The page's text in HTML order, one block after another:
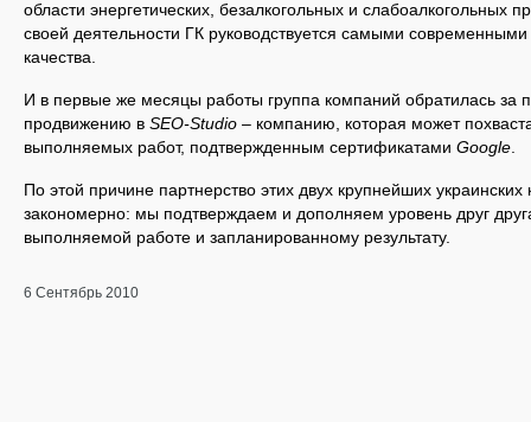
области энергетических, безалкогольных и слабоалкогольных
своей деятельности ГК руководствуется самыми
качества.
И в первые же месяцы работы группа компаний обратилась за
продвижению в SEO-Studio – компанию, которая может
выполняемых работ, подтвержденным сертификатами Google
По этой причине партнерство этих двух крупнейших
закономерно: мы подтверждаем и дополняем уровень друг
выполняемой работе и запланированному результату.
6 Сентябрь 2010